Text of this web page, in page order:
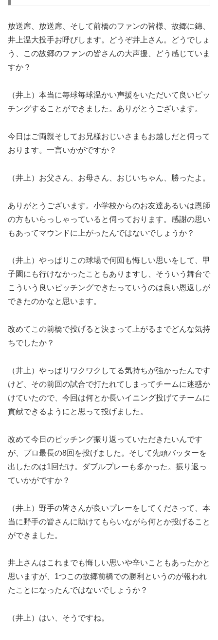
放送席、放送席、そして前橋のファンの皆様、故郷に錦、
井上温大投手お呼びします。どうぞ井上さん。どうでしょ
う、この故郷のファンの皆さんの大声援、どう感じていま
すか？
（井上）本当に毎球毎球温かい声援をいただいて良いピッ
チングすることができました。ありがとうございます。
今日はご両親そしてお兄様おじいさまもお越しだと伺って
おります。一言いかがですか？
（井上）お父さん、お母さん、おじいちゃん、勝ったよ。
ありがとうございます。小学校からのお友達あるいは恩師
の方もいらっしゃっていると伺っております。感謝の思い
もあってマウンドに上がったんではないでしょうか？
（井上）やっぱりこの球場で何回も悔しい思いをして、甲
子園にも行けなかったこともありますし、そういう舞台で
こういう良いピッチングできたっていうのは良い恩返しが
できたのかなと思います。
改めてこの前橋で投げると決まって上がるまでどんな気持
ちでしたか？
（井上）やっぱりワクワクしてる気持ちが強かったんです
けど、その前回の試合で打たれてしまってチームに迷惑か
けていたので、今回は何とか長いイニング投げてチームに
貢献できるようにと思って投げました。
改めて今日のピッチング振り返っていただきたいんです
が、プロ最長の8回を投げました。そして先頭バッターを
出したのは1回だけ。ダブルプレーも多かった。振り返っ
ていかがですか？
（井上）野手の皆さんが良いプレーをしてくださって、本
当に野手の皆さんに助けてもらいながら何とか投げること
ができました。
井上さんはこれまでも悔しい思いや辛いこともあったかと
思いますが、1つこの故郷前橋での勝利というのが報われ
たことになったんではないでしょうか？
（井上）はい、そうですね。